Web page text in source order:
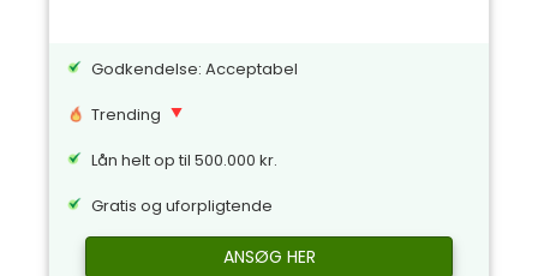
Godkendelse: Acceptabel
Trending
Lån helt op til 500.000 kr.
Gratis og uforpligtende
ANSØG HER